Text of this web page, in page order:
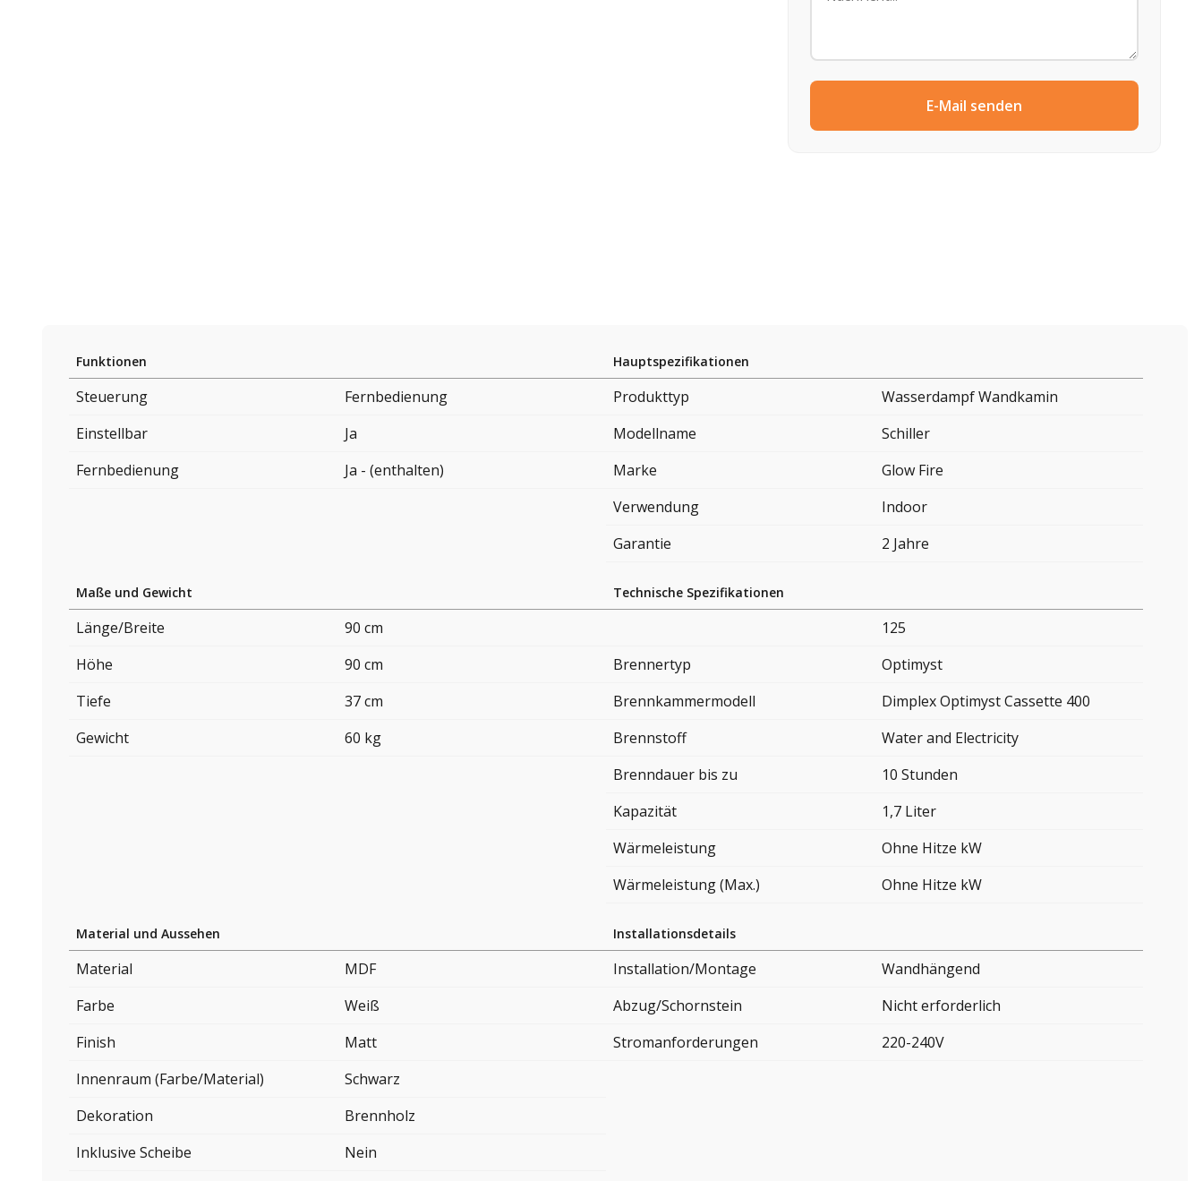
E-Mail senden
Funktionen
Steuerung
Fernbedienung
Einstellbar
Ja
Fernbedienung
Ja - (enthalten)
Hauptspezifikationen
Produkttyp
Wasserdampf Wandkamin
Modellname
Schiller
Marke
Glow Fire
Verwendung
Indoor
Garantie
2 Jahre
Maße und Gewicht
Länge/Breite
90 cm
Höhe
90 cm
Tiefe
37 cm
Gewicht
60 kg
Technische Spezifikationen
125
Brennertyp
Optimyst
Brennkammermodell
Dimplex Optimyst Cassette 400
Brennstoff
Water and Electricity
Brenndauer bis zu
10 Stunden
Kapazität
1,7 Liter
Wärmeleistung
Ohne Hitze kW
Wärmeleistung (Max.)
Ohne Hitze kW
Material und Aussehen
Material
MDF
Farbe
Weiß
Finish
Matt
Innenraum (Farbe/Material)
Schwarz
Dekoration
Brennholz
Inklusive Scheibe
Nein
Installationsdetails
Installation/Montage
Wandhängend
Abzug/Schornstein
Nicht erforderlich
Stromanforderungen
220-240V